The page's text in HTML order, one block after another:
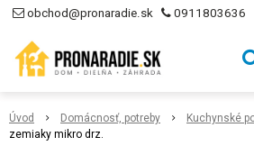
obchod@pronaradie.sk 0911803636
Úvod Domácnosť, potreby Kuchynské
zemiaky mikro drz.